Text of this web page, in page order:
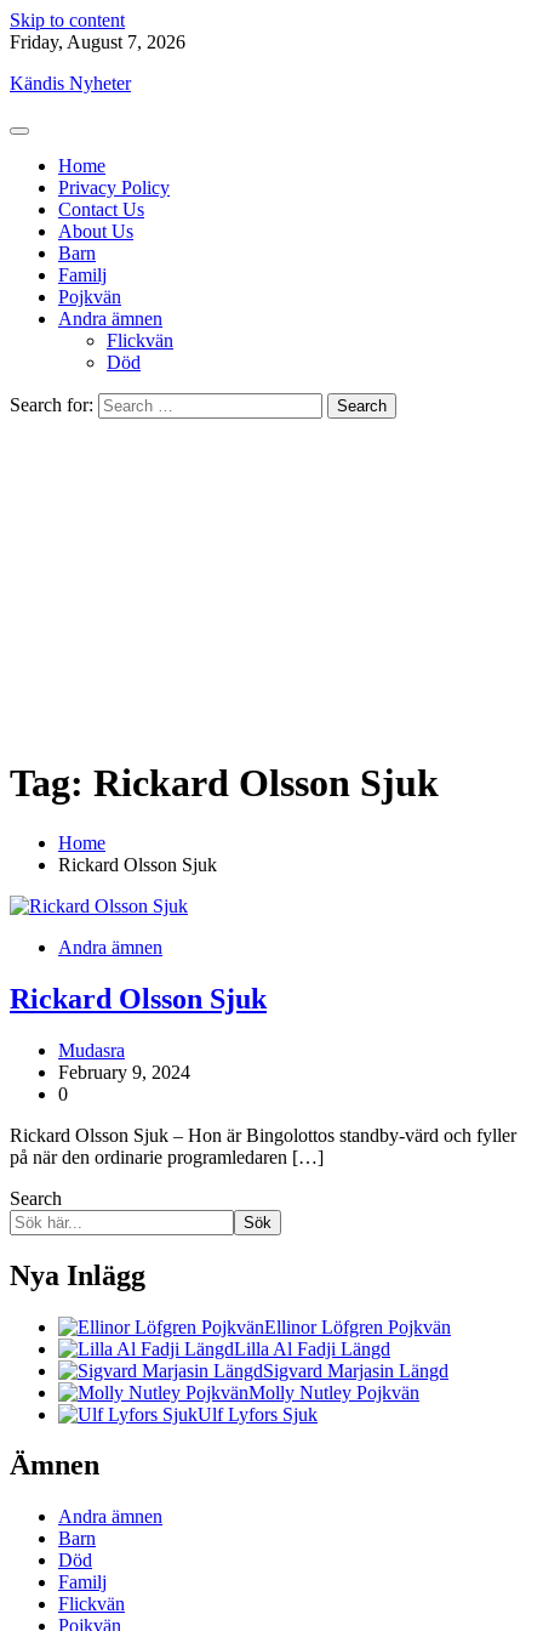
Skip to content
Friday, August 7, 2026
Kändis Nyheter
Home
Privacy Policy
Contact Us
About Us
Barn
Familj
Pojkvän
Andra ämnen
Flickvän
Död
Search for:
Tag: Rickard Olsson Sjuk
Home
Rickard Olsson Sjuk
Andra ämnen
Rickard Olsson Sjuk
Mudasra
February 9, 2024
0
Rickard Olsson Sjuk – Hon är Bingolottos standby-värd och fyller
på när den ordinarie programledaren […]
Search
Sök
Nya Inlägg
Ellinor Löfgren Pojkvän
Lilla Al Fadji Längd
Sigvard Marjasin Längd
Molly Nutley Pojkvän
Ulf Lyfors Sjuk
Ämnen
Andra ämnen
Barn
Död
Familj
Flickvän
Pojkvän